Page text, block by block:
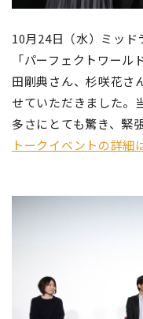
10月24日（水）ミッ
「パーフェクトワー
田剛典さん、杉咲花さ
せていただきました。
多さにとても驚き、緊
トークイベントの詳細